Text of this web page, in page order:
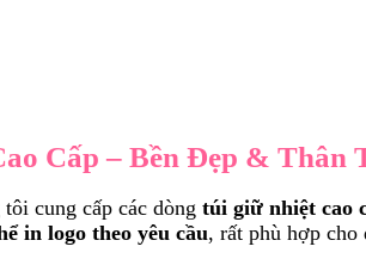
Cấp – Bền Đẹp & Thân
tôi cung cấp các dòng túi giữ nhiệt cao
in logo theo yêu cầu, rất phù hợp cho